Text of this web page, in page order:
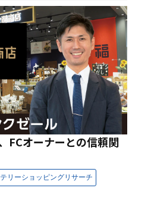
FCオーナーとの信頼関